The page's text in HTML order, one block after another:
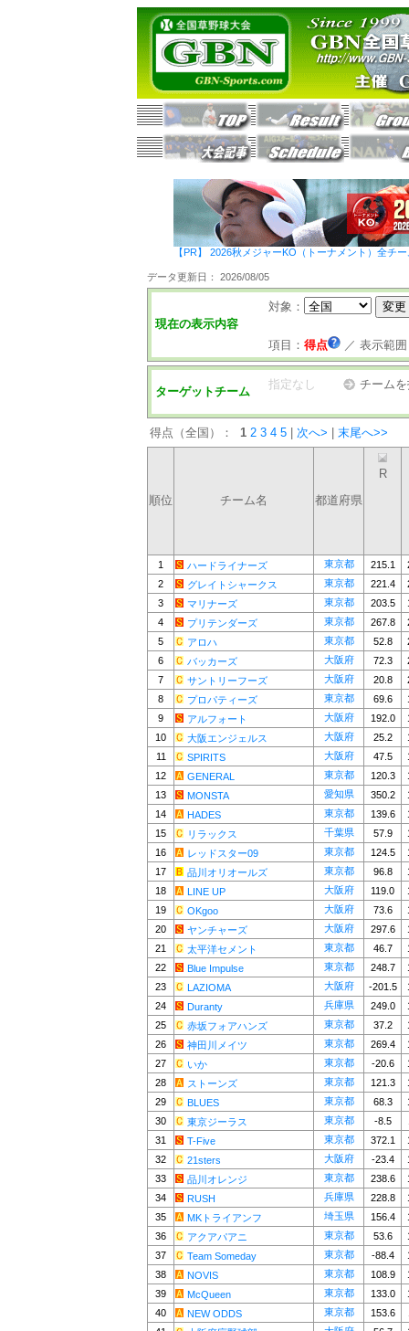
【PR】 2026秋メジャーKO（トーナメント）全チ
データ更新日： 2026/08/05
現在の表示内容
対象：
項目： 得点 ／ 表示範囲
ターゲットチーム
指定なし チーム
得点（全国）： 1 2 3 4 5 次へ> 末尾へ>>
順位 チーム名 都道府県
R
1 ハードライナーズ 東京都 215.1
2
グレイトシャークス 東京都 221.4
3
マリナーズ 東京都 203.5
4
プリテンダーズ 東京都 267.8
5
アロハ 東京都 52.8
6
バッカーズ 大阪府 72.3
7
サントリーフーズ 大阪府 20.8
8
プロパティーズ 東京都 69.6
9
アルフォート 大阪府 192.0
10
大阪エンジェルス 大阪府 25.2
11
SPIRITS 大阪府 47.5
12
GENERAL 東京都 120.3
13
MONSTA 愛知県 350.2
14
HADES 東京都 139.6
15
リラックス 千葉県 57.9
16
レッドスター09 東京都 124.5
17
品川オリオールズ 東京都 96.8
18
LINE UP 大阪府 119.0
19
OKgoo 大阪府 73.6
20
ヤンチャーズ 大阪府 297.6
21
太平洋セメント 東京都 46.7
22
Blue Impulse 東京都 248.7
23
LAZIOMA 大阪府 -201.5
24
Duranty 兵庫県 249.0
25
赤坂フォアハンズ 東京都 37.2
26
神田川メイツ 東京都 269.4
27
いか 東京都 -20.6
28
ストーンズ 東京都 121.3
29
BLUES 東京都 68.3
30
東京ジーラス 東京都 -8.5
31
T-Five 東京都 372.1
32
21sters 大阪府 -23.4
33
品川オレンジ 東京都 238.6
34
RUSH 兵庫県 228.8
35
MKトライアンフ 埼玉県 156.4
36
アクアパアニ 東京都 53.6
37
Team Someday 東京都 -88.4
38
NOVIS 東京都 108.9
39
McQueen 東京都 133.0
40
NEW ODDS 東京都 153.6